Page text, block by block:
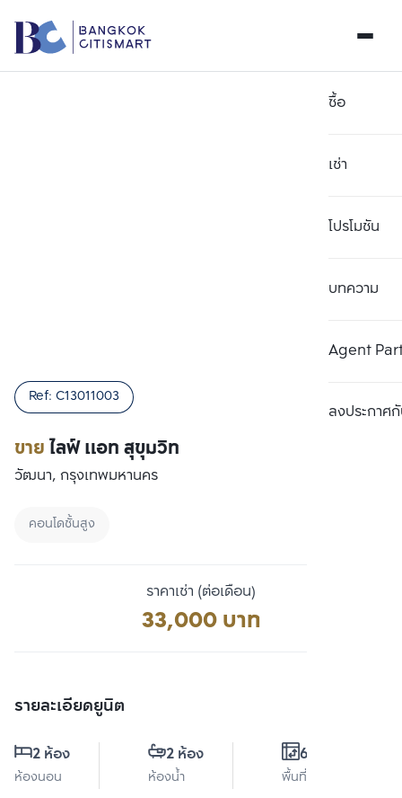
ซื้อ
เช่า
โปรโมชัน
บทความ
Agent
ลงประกาศกั
ขายไลฟ์ แอท สุขุมวิท
Ref: C13011003
วัฒนา, กรุงเทพมหานคร
คอนโดชั้นสูง
ราคาเช่า (ต่อเดือน)
33,000 บาท
รายละเอียดยูนิต
2 ห้อง
ห้องนอน
2 ห้อง
ห้องน้ำ
60 ตร.ม.
พื้นที่ใช้สอย